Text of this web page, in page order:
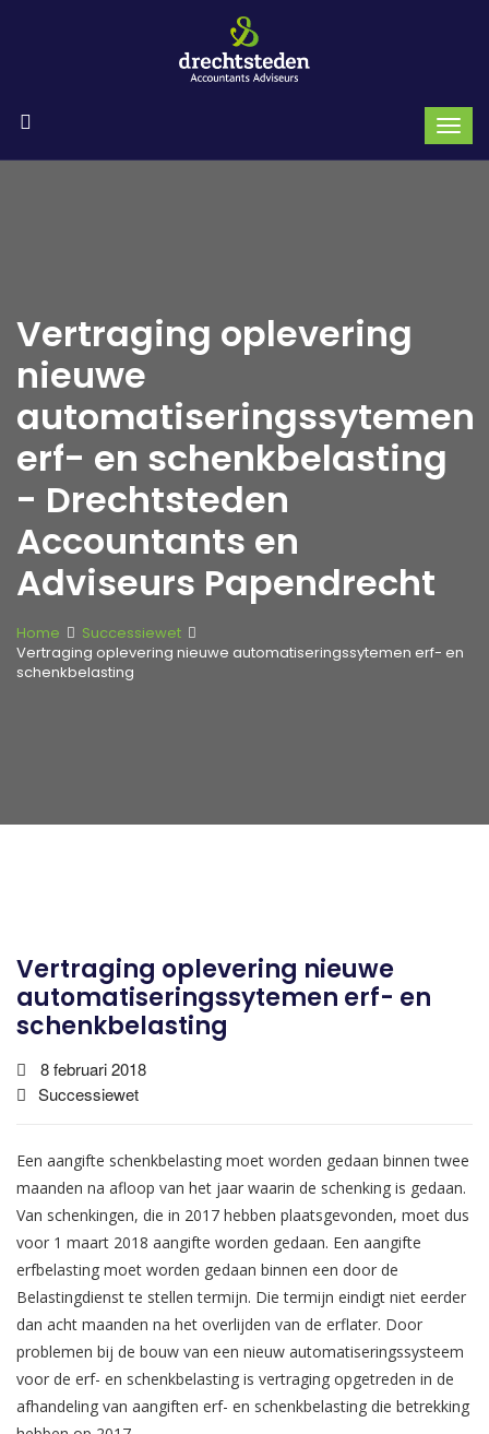
Vertraging oplevering
nieuwe
automatiseringssytemen
erf- en schenkbelasting
- Drechtsteden
Accountants en
Adviseurs Papendrecht
Home
Successiewet
Vertraging oplevering nieuwe automatiseringssytemen erf- en
schenkbelasting
Vertraging oplevering nieuwe
automatiseringssytemen erf- en
schenkbelasting
8 februari 2018
Successiewet
Een aangifte schenkbelasting moet worden gedaan binnen twee
maanden na afloop van het jaar waarin de schenking is gedaan.
Van schenkingen, die in 2017 hebben plaatsgevonden, moet dus
voor 1 maart 2018 aangifte worden gedaan. Een aangifte
erfbelasting moet worden gedaan binnen een door de
Belastingdienst te stellen termijn. Die termijn eindigt niet eerder
dan acht maanden na het overlijden van de erflater. Door
problemen bij de bouw van een nieuw automatiseringssysteem
voor de erf- en schenkbelasting is vertraging opgetreden in de
afhandeling van aangiften erf- en schenkbelasting die betrekking